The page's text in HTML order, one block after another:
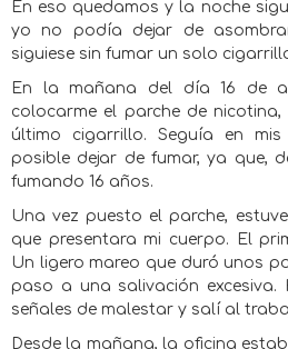
En eso quedamos y la noche
yo no podía dejar de
siguiese sin fumar un solo
En la mañana del día 16 de
colocarme el parche de
último cigarrillo. Seguía en
posible dejar de fumar, ya que,
fumando 16 años.
Una vez puesto el parche,
que presentara mi cuerpo. El
Un ligero mareo que duró unos
paso a una salivación excesiva.
señales de malestar y salí al
Desde la mañana, la oficina